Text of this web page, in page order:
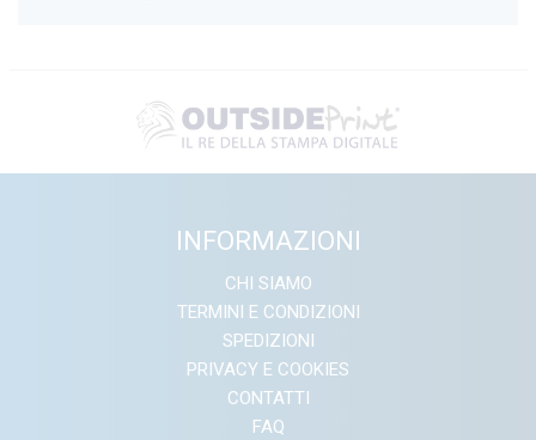
INFORMAZIONI
CHI SIAMO
TERMINI E CONDIZIONI
SPEDIZIONI
PRIVACY E COOKIES
CONTATTI
FAQ